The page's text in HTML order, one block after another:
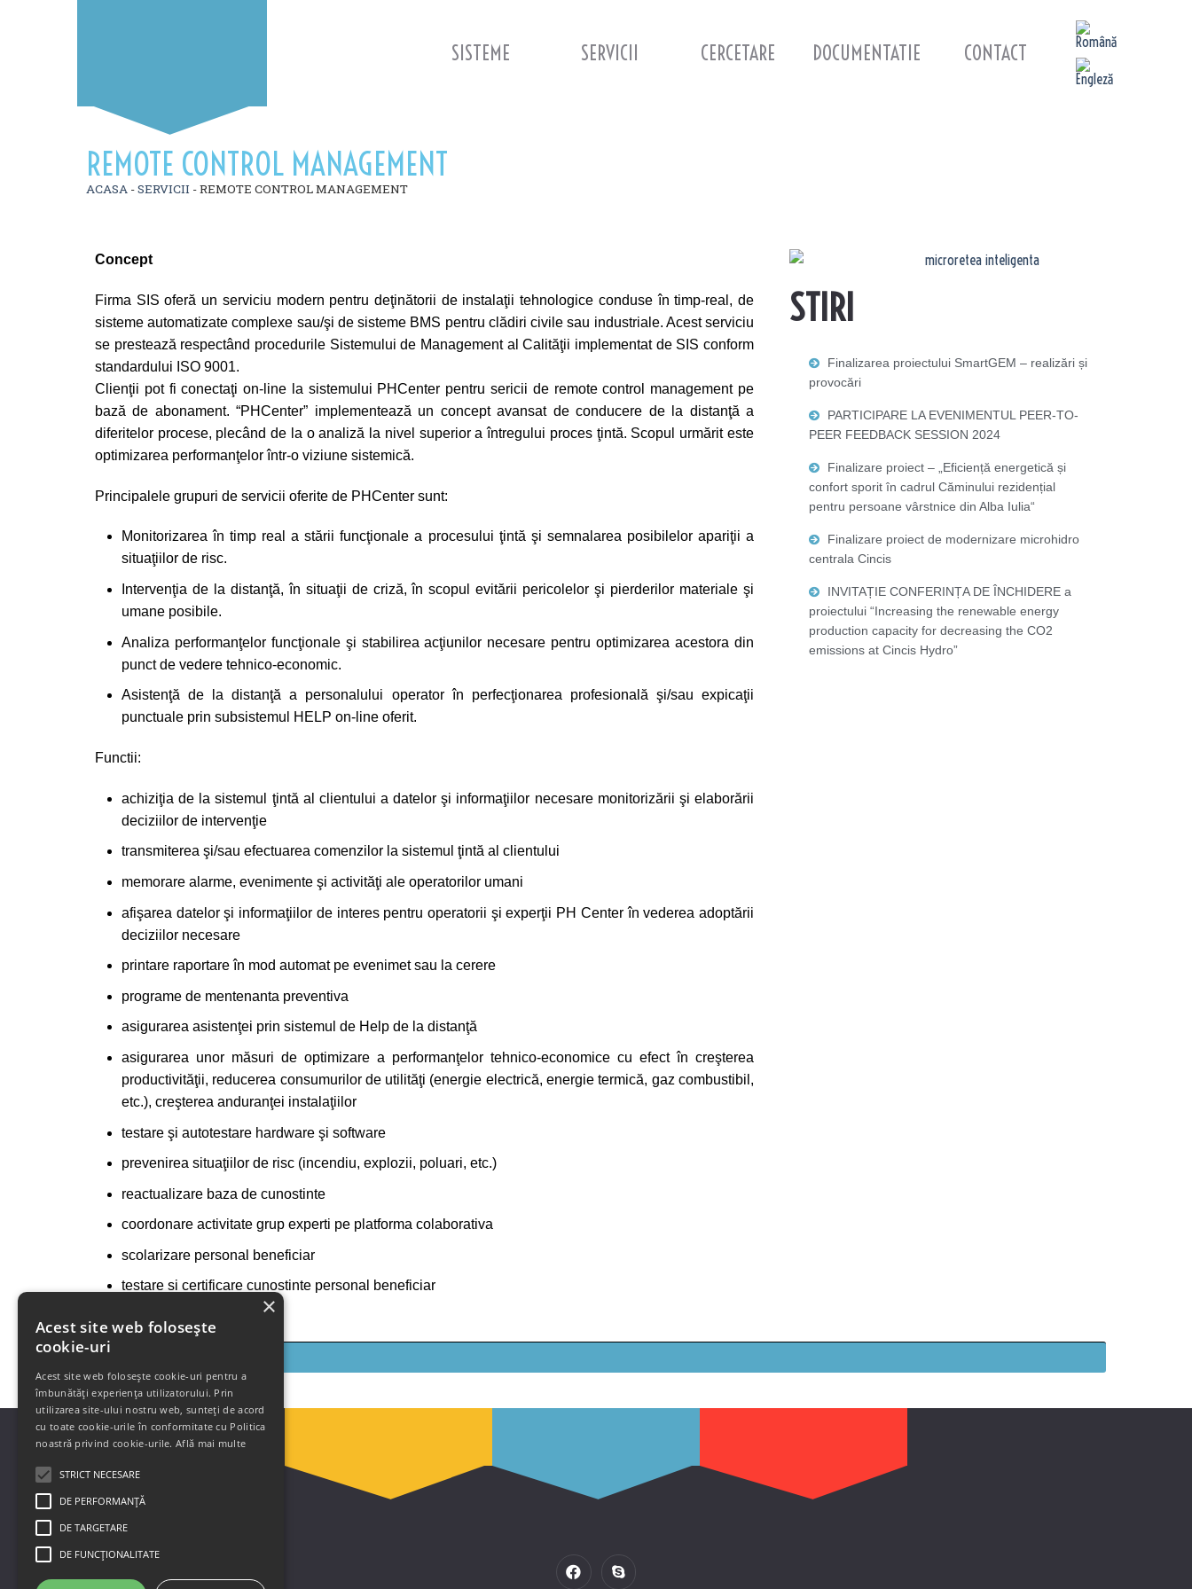
SISTEME SERVICII CERCETARE DOCUMENTATIE CONTACT
REMOTE CONTROL MANAGEMENT
ACASA -SERVICII -REMOTE CONTROL MANAGEMENT
Concept
Firma SIS oferă un serviciu modern pentru deţinătorii de instalaţii tehnologice conduse în timp-real, de
sisteme automatizate complexe sau/şi de sisteme BMS pentru clădiri civile sau industriale. Acest serviciu
se prestează respectând procedurile Sistemului de Management al Calităţii implementat de SIS conform
standardului ISO 9001.
Clienţii pot fi conectaţi on-line la sistemului PHCenter pentru sericii de remote control management pe
bază de abonament. “PHCenter” implementează un concept avansat de conducere de la distanţă a
diferitelor procese, plecând de la o analiză la nivel superior a întregului proces ţintă. Scopul urmărit este
optimizarea performanţelor într-o viziune sistemică.
Principalele grupuri de servicii oferite de PHCenter sunt:
Monitorizarea în timp real a stării funcţionale a procesului ţintă şi semnalarea posibilelor apariţii a
situaţiilor de risc.
Intervenţia de la distanţă, în situaţii de criză, în scopul evitării pericolelor şi pierderilor materiale şi
umane posibile.
Analiza performanţelor funcţionale şi stabilirea acţiunilor necesare pentru optimizarea acestora din
punct de vedere tehnico-economic.
Asistenţă de la distanţă a personalului operator în perfecţionarea profesională şi/sau expicaţii
punctuale prin subsistemul HELP on-line oferit.
Functii:
achiziţia de la sistemul ţintă al clientului a datelor şi informaţiilor necesare monitorizării şi elaborării
deciziilor de intervenţie
transmiterea şi/sau efectuarea comenzilor la sistemul ţintă al clientului
memorare alarme, evenimente şi activităţi ale operatorilor umani
afişarea datelor şi informaţiilor de interes pentru operatorii şi experţii PH Center în vederea adoptării
deciziilor necesare
printare raportare în mod automat pe evenimet sau la cerere
programe de mentenanta preventiva
asigurarea asistenţei prin sistemul de Help de la distanţă
asigurarea unor măsuri de optimizare a performanţelor tehnico-economice cu efect în creşterea
productivităţii, reducerea consumurilor de utilităţi (energie electrică, energie termică, gaz combustibil,
etc.), creşterea anduranţei instalaţiilor
testare şi autotestare hardware şi software
prevenirea situaţiilor de risc (incendiu, explozii, poluari, etc.)
reactualizare baza de cunostinte
coordonare activitate grup experti pe platforma colaborativa
scolarizare personal beneficiar
testare si certificare cunostinte personal beneficiar
STIRI
Finalizarea proiectului SmartGEM – realizări și
provocări
PARTICIPARE LA EVENIMENTUL PEER-TO-
PEER FEEDBACK SESSION 2024
Finalizare proiect – „Eficiență energetică și
confort sporit în cadrul Căminului rezidențial
pentru persoane vârstnice din Alba Iulia“
Finalizare proiect de modernizare microhidro
centrala Cincis
INVITAȚIE CONFERINȚA DE ÎNCHIDERE a
proiectului “Increasing the renewable energy
production capacity for decreasing the CO2
emissions at Cincis Hydro”
×
Acest site web folosește
cookie-uri
Acest site web folosește cookie-uri pentru a
îmbunătăți experiența utilizatorului. Prin
utilizarea site-ului nostru web, sunteți de acord
cu toate cookie-urile în conformitate cu Politica
noastră privind cookie-urile. Află mai multe
STRICT NECESARE
DE PERFORMANȚĂ
DE TARGETARE
DE FUNCŢIONALITATE